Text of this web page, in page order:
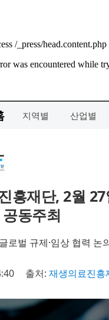
지역별 산업별
흥재단, 2월
동주최
로벌 규제·임상 협력 논
출처: 재생의료진흥